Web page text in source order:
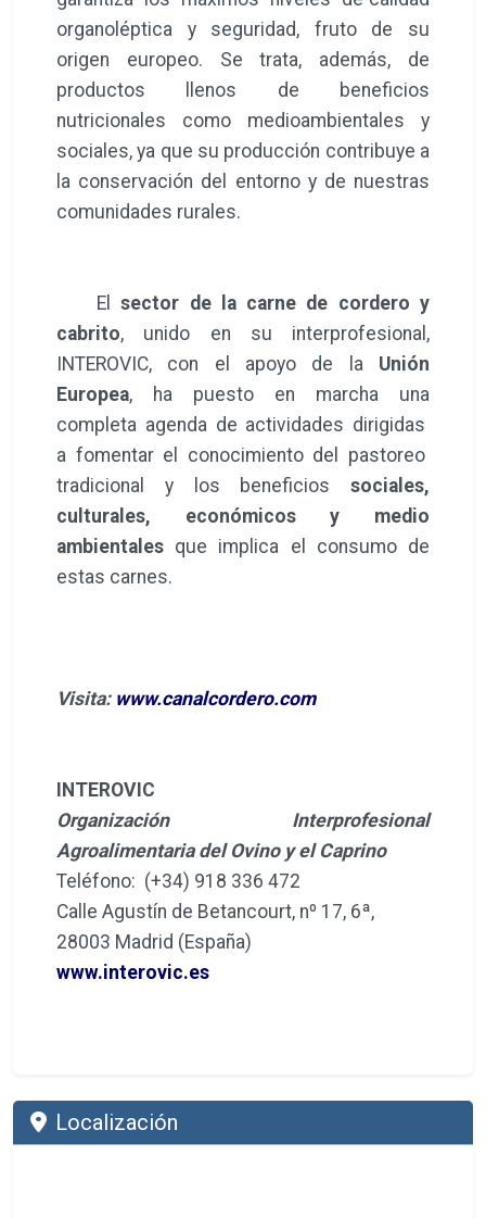
organoléptica y seguridad, fruto de su
origen europeo. Se trata, además, de
productos llenos de beneficios
nutricionales como medioambientales y
sociales, ya que su producción contribuye a
la conservación del entorno y de nuestras
comunidades rurales.
El
sector de la carne de cordero y
cabrito, unido en su interprofesional,
INTEROVIC, con el apoyo de la Unión
Europea, ha puesto en marcha una
completa agenda de actividades dirigidas
a fomentar el conocimiento del pastoreo
tradicional y los beneficios sociales,
culturales, económicos y medio
ambientales que implica el consumo de
estas carnes.
Visita: www.canalcordero.com
INTEROVIC
Organización Interprofesional
Agroalimentaria del Ovino y el Caprino
Teléfono: (+34) 918 336 472
Calle Agustín de Betancourt, nº 17, 6ª,
28003 Madrid (España)
www.interovic.es
Localización